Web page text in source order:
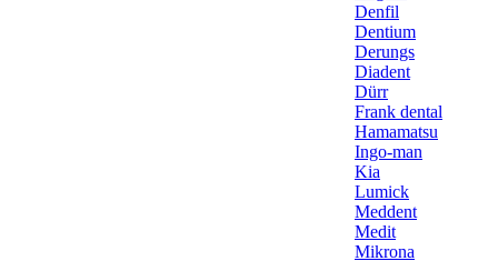
Denfil
Dentium
Derungs
Diadent
Dürr
Frank dental
Hamamatsu
Ingo-man
Kia
Lumick
Meddent
Medit
Mikrona